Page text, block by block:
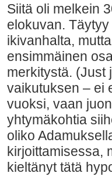
Siitä oli melkein
elokuvan.
ikivanhalta,
ensimmäinen
merkitystä. (Just
vaikutuksen – ei
vuoksi, vaan
yhtymäkohtia
oliko
kirjoittamisessa,
kieltänyt tätä